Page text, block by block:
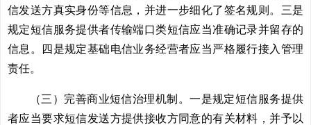
信发送方真实身份等信息，并进一步细化了签名规则。三是
规定短信服务提供者传输端口类短信应当准确记录并留存的
信息。四是规定基础电信业务经营者应当严格履行接入管理
责任。
（三）完善商业短信治理机制。一是规定短信服务提供
者应当要求短信发送方提供接收方同意的有关材料，并予以